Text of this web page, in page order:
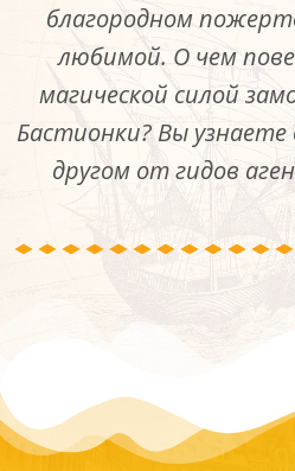
благородном
любимой. О чем
магической силой
Бастионки? Вы
другом от гидов